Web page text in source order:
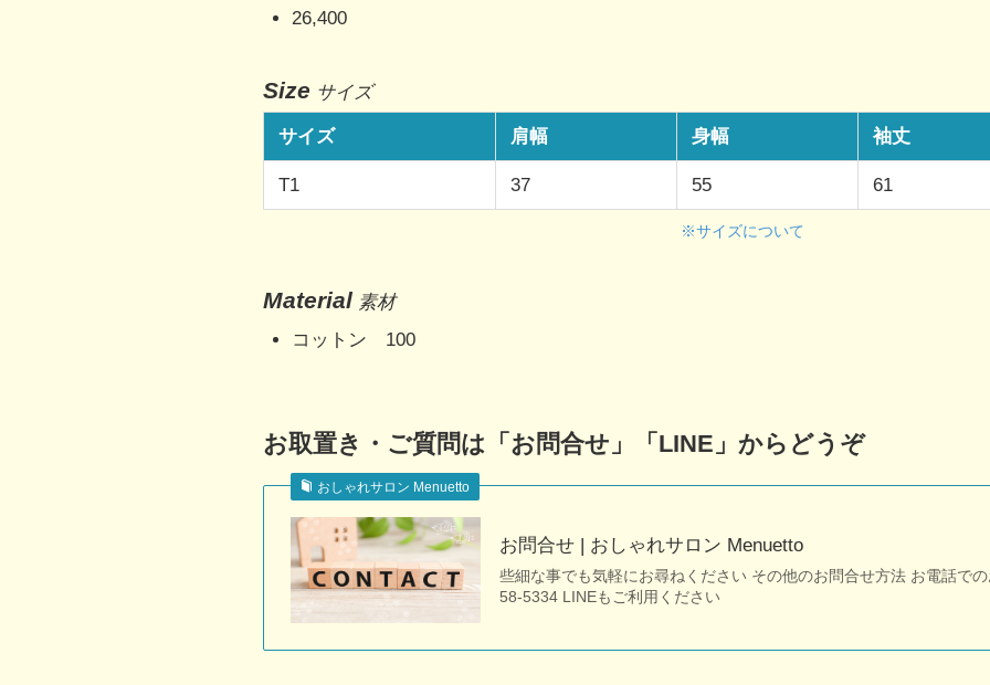
26,400
Size サイズ
サイズ 肩幅 身幅 袖丈
T1 37 55 61
※サイズについて
Material 素材
コットン 100
お取置き・ご質問は「お問合せ」「LINE」からどうぞ
おしゃれサロン Menuetto
お問合せ | おしゃれサロン Menuetto
些細な事でも気軽にお尋ねください その他のお問合せ方法 お電話で
58-5334 LINEもご利用ください